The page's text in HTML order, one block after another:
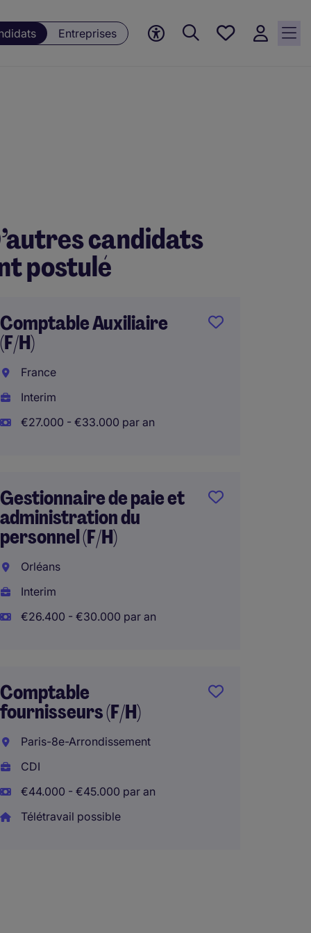
Entreprises
Mes offres, 0
candidats
postulé
Comptable Auxiliaire
(F/H)
France
Interim
€27.000 - €33.000 par an
Gestionnaire de paie et
administration du
personnel (F/H)
Orléans
Interim
€26.400 - €30.000 par an
Comptable
fournisseurs (F/H)
Paris-8e-Arrondissement
CDI
€44.000 - €45.000 par an
Télétravail possible